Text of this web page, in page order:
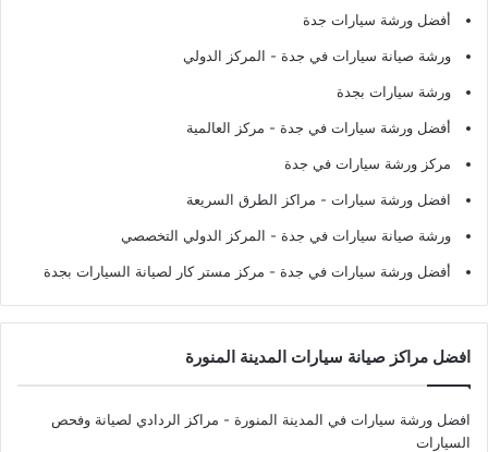
أفضل ورشة سيارات جدة
ورشة صيانة سيارات في جدة - المركز الدولي
ورشة سيارات بجدة
أفضل ورشة سيارات في جدة - مركز العالمية
مركز ورشة سيارات في جدة
افضل ورشة سيارات - مراكز الطرق السريعة
ورشة صيانة سيارات في جدة - المركز الدولي التخصصي
أفضل ورشة سيارات في جدة - مركز مستر كار لصيانة السيارات بجدة
افضل مراكز صيانة سيارات المدينة المنورة
افضل ورشة سيارات في المدينة المنورة - مراكز الردادي لصيانة وفحص
السيارات